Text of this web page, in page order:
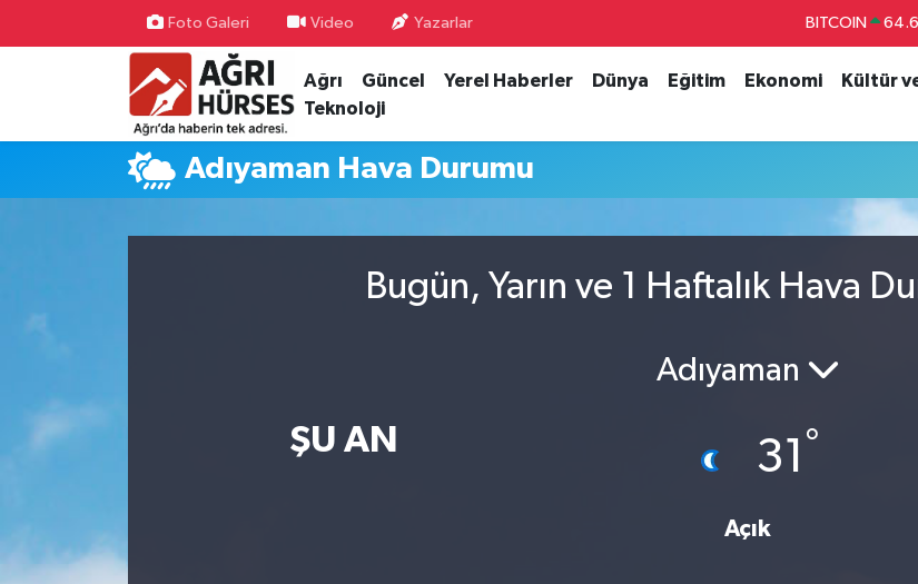
Foto Galeri Video Yazarlar BITCOIN
STERLİN
Ağrı Güncel Yerel Haberler Dünya Eğitim Ekonomi Kültür
Teknoloji
Adıyaman Hava Durumu
Bugün, Yarın ve 1 Haftalık Hava
ŞU AN
Adıyaman
31 °
Açık
Hava Durumu
Trafik Durumu
Süper Lig Puan Durumu ve Fikstür